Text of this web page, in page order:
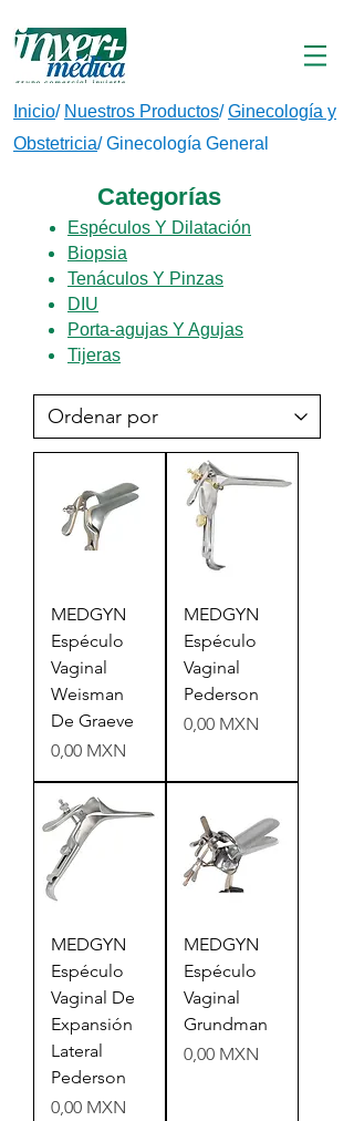
Inicio/ Nuestros Productos/Ginecología y
Obstetricia/Ginecología General
Categorías
Espéculos Y Dilatación
Biopsia
Tenáculos Y Pinzas
DIU
Porta-agujas Y Agujas
Tijeras
MEDGYN
Espéculo
Vaginal
Weisman
De Graeve
Precio
0,00 MXN
MEDGYN
Espéculo
Vaginal
Pederson
Precio
0,00 MXN
MEDGYN
Espéculo
Vaginal De
Expansión
Lateral
Pederson
Precio
0,00 MXN
MEDGYN
Espéculo
Vaginal
Grundman
Precio
0,00 MXN